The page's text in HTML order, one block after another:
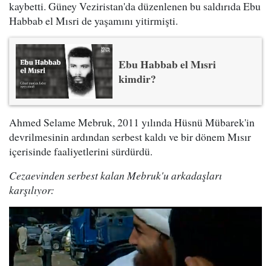
kaybetti. Güney Veziristan'da düzenlenen bu saldırıda Ebu
Habbab el Mısri de yaşamını yitirmişti.
Ebu Habbab el Mısri
kimdir?
Ahmed Selame Mebruk, 2011 yılında Hüsnü Mübarek'in
devrilmesinin ardından serbest kaldı ve bir dönem Mısır
içerisinde faaliyetlerini sürdürdü.
Cezaevinden serbest kalan Mebruk'u arkadaşları
karşılıyor: